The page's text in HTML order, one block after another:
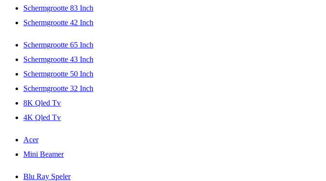
Schermgrootte 83 Inch
Schermgrootte 42 Inch
Schermgrootte 65 Inch
Schermgrootte 43 Inch
Schermgrootte 50 Inch
Schermgrootte 32 Inch
8K Qled Tv
4K Qled Tv
Acer
Mini Beamer
Blu Ray Speler